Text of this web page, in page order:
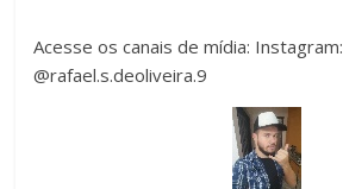
Acesse os canais de mídia: Instagram:
@rafael.s.deoliveira.9